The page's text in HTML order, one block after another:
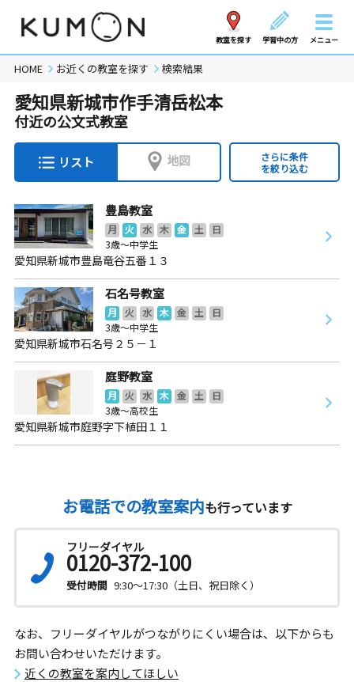
教室を探す 学習中の方 メニュー
HOME お近くの教室を探す 検索結果
愛知県新城市作手清岳松本
付近の公文式教室
リスト 地図
さらに条件
を絞り込む
豊島教室
月 火 水 木 金 土
日
3歳～中学生
愛知県新城市豊島竜谷五番１３
石名号教室
月 火 水 木 金 土
日
3歳～中学生
愛知県新城市石名号２５－１
庭野教室
月 火 水 木 金 土
日
3歳～高校生
愛知県新城市庭野字下植田１１
お電話での教室案内も行っています
フリーダイヤル
0120-372-100
受付時間 9:30～17:30（土日、祝日除く）
なお、フリーダイヤルがつながりにくい場合は、以下からも
お問い合わせいただけます。
近くの教室を案内してほしい